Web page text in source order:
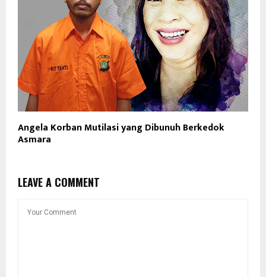
Angela Korban Mutilasi yang Dibunuh Berkedok
Asmara
LEAVE A COMMENT